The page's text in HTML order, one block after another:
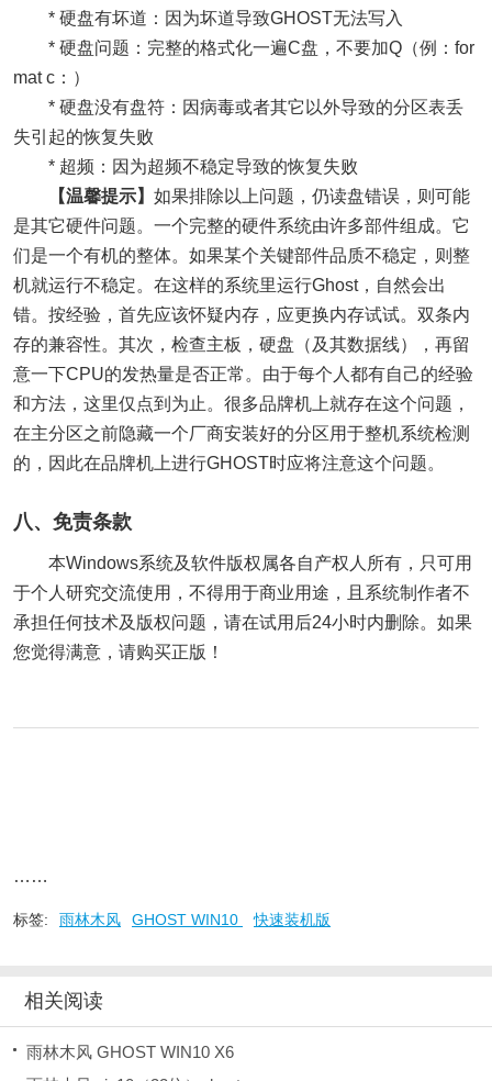
* 硬盘有坏道：因为坏道导致GHOST无法写入
* 硬盘问题：完整的格式化一遍C盘，不要加Q（例：for
mat c：）
* 硬盘没有盘符：因病毒或者其它以外导致的分区表丢
失引起的恢复失败
* 超频：因为超频不稳定导致的恢复失败
【温馨提示】 如果排除以上问题，仍读盘错误，则可能
是其它硬件问题。一个完整的硬件系统由许多部件组成。它
们是一个有机的整体。如果某个关键部件品质不稳定，则整
机就运行不稳定。在这样的系统里运行Ghost，自然会出
错。按经验，首先应该怀疑内存，应更换内存试试。双条内
存的兼容性。其次，检查主板，硬盘（及其数据线），再留
意一下CPU的发热量是否正常。由于每个人都有自己的经验
和方法，这里仅点到为止。很多品牌机上就存在这个问题，
在主分区之前隐藏一个厂商安装好的分区用于整机系统检测
的，因此在品牌机上进行GHOST时应将注意这个问题。
八、免责条款
本Windows系统及软件版权属各自产权人所有，只可用
于个人研究交流使用，不得用于商业用途，且系统制作者不
承担任何技术及版权问题，请在试用后24小时内删除。如果
您觉得满意，请购买正版！
……
标签: 雨林木风 GHOST WIN10 快速装机版
相关阅读
雨林木风 GHOST WIN10 X6